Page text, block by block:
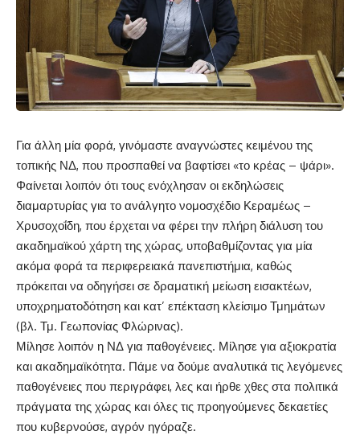
Για άλλη μία φορά, γινόμαστε αναγνώστες κειμένου της
τοπικής ΝΔ, που προσπαθεί να βαφτίσει «το κρέας – ψάρι».
Φαίνεται λοιπόν ότι τους ενόχλησαν οι εκδηλώσεις
διαμαρτυρίας για το ανάλγητο νομοσχέδιο Κεραμέως –
Χρυσοχοΐδη, που έρχεται να φέρει την πλήρη διάλυση του
ακαδημαϊκού χάρτη της χώρας, υποβαθμίζοντας για μία
ακόμα φορά τα περιφερειακά πανεπιστήμια, καθώς
πρόκειται να οδηγήσει σε δραματική μείωση εισακτέων,
υποχρηματοδότηση και κατ’ επέκταση κλείσιμο Τμημάτων
(βλ. Τμ. Γεωπονίας Φλώρινας).
Μίλησε λοιπόν η ΝΔ για παθογένειες. Μίλησε για αξιοκρατία
και ακαδημαϊκότητα. Πάμε να δούμε αναλυτικά τις λεγόμενες
παθογένειες που περιγράφει, λες και ήρθε χθες στα πολιτικά
πράγματα της χώρας και όλες τις προηγούμενες δεκαετίες
που κυβερνούσε, αγρόν ηγόραζε.